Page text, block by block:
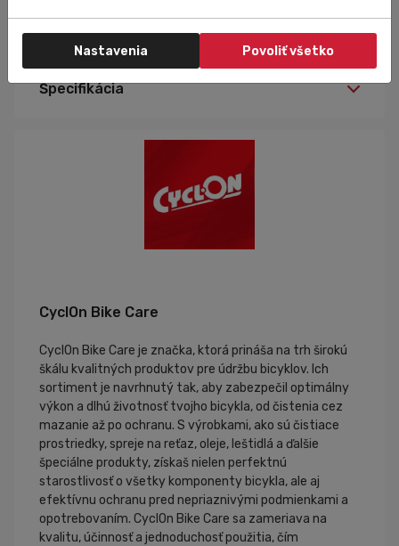
Špecifikácia
CyclOn Bike Care
CyclOn Bike Care je značka, ktorá prináša na trh širokú
škálu kvalitných produktov pre údržbu bicyklov. Ich
sortiment je navrhnutý tak, aby zabezpečil optimálny
výkon a dlhú životnosť tvojho bicykla, od čistenia cez
mazanie až po ochranu. S výrobkami, ako sú čistiace
prostriedky, spreje na reťaz, oleje, leštidlá a ďalšie
špeciálne produkty, získaš nielen perfektnú
starostlivosť o všetky komponenty bicykla, ale aj
efektívnu ochranu pred nepriaznivými podmienkami a
opotrebovaním. CyclOn Bike Care sa zameriava na
kvalitu, účinnosť a jednoduchosť použitia, čím
Nastavenia Povoliť všetko